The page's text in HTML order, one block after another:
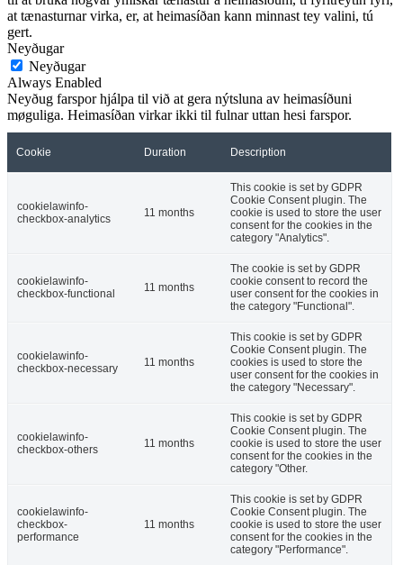
at tænasturnar virka, er, at heimasíðan kann minnast tey valini, tú
gert.
Neyðugar
Neyðugar
Always Enabled
Neyðug farspor hjálpa til við at gera nýtsluna av heimasíðuni
møguliga. Heimasíðan virkar ikki til fulnar uttan hesi farspor.
Cookie Duration Description
cookielawinfo-
checkbox-analytics
11 months
This cookie is set by GDPR
Cookie Consent plugin. The
cookie is used to store the user
consent for the cookies in the
category "Analytics".
cookielawinfo-
checkbox-functional
11 months
The cookie is set by GDPR
cookie consent to record the
user consent for the cookies in
the category "Functional".
cookielawinfo-
checkbox-necessary
11 months
This cookie is set by GDPR
Cookie Consent plugin. The
cookies is used to store the
user consent for the cookies in
the category "Necessary".
cookielawinfo-
checkbox-others
11 months
This cookie is set by GDPR
Cookie Consent plugin. The
cookie is used to store the user
consent for the cookies in the
category "Other.
cookielawinfo-
checkbox-
performance
11 months
This cookie is set by GDPR
Cookie Consent plugin. The
cookie is used to store the user
consent for the cookies in the
category "Performance".